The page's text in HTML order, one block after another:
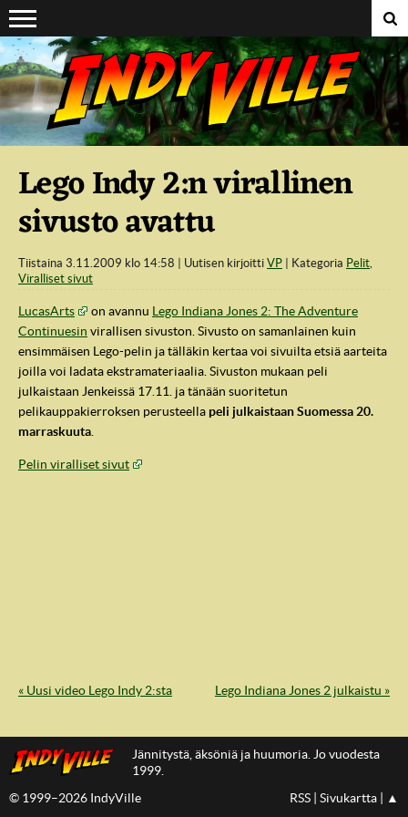
Suoraan sisältöön
Lego Indy 2:n virallinen
sivusto avattu
Tiistaina 3.11.2009 klo 14:58 Uutisen kirjoitti VP Kategoria Pelit,
Viralliset sivut
LucasArts on avannu Lego Indiana Jones 2: The Adventure
Continuesin virallisen sivuston. Sivusto on samanlainen kuin
ensimmäisen Lego-pelin ja tälläkin kertaa voi sivuilta etsiä aarteita
joilla voi ladata ekstramateriaalia. Sivuston mukaan peli
julkaistaan Jenkeissä 17.11. ja tänään suoritetun
pelikauppakierroksen perusteella peli julkaistaan Suomessa 20.
marraskuuta
Pelin viralliset sivut
« Uusi video Lego Indy 2:sta Lego Indiana Jones 2 julkaistu »
Jännitystä, äksöniä ja huumoria. Jo vuodesta
1999.
© 1999–2026 IndyVille
RSS Sivukartta ▲